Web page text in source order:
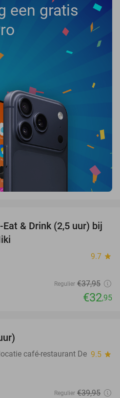
een gratis
13%
& Drink (2,5 uur) bij
9.7 star
Regulier €37,95
€32,95
café-restaurant De 9.5 star
Regulier €39,95